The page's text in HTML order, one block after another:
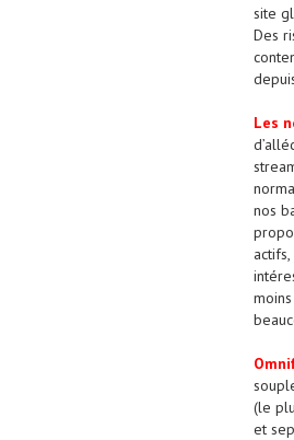
site
Des
Les
nos
actifs,
(le
et